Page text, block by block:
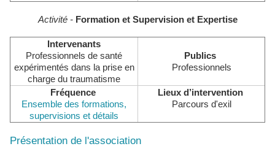
Activité - Formation et Supervision et Expertise
Intervenants
Professionnels de santé
expérimentés dans la prise en
charge du traumatisme
Publics
Professionnels
Fréquence
Ensemble des formations,
supervisions et détails
Lieux d’intervention
Parcours d'exil
Présentation de l'association